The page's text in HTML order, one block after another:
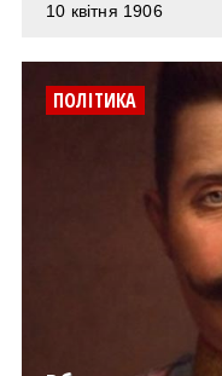
10 квітня 1906
ПОЛІТИКА